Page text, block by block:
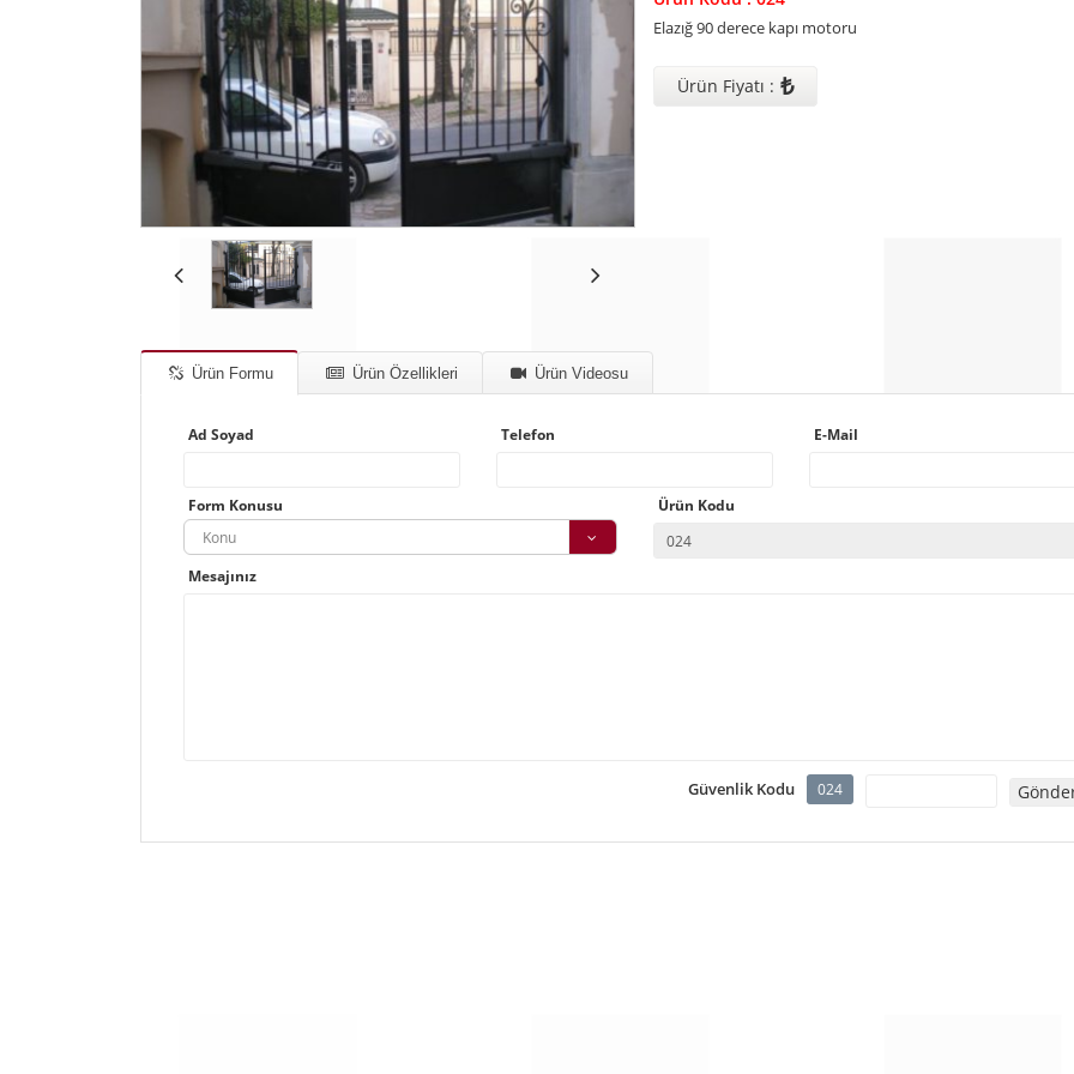
Elazığ 90 derece kapı motoru
Ürün Fiyatı : ₺
Ürün Formu Ürün Özellikleri Ürün Videosu
Ad Soyad Telefon E-Mail
Form Konusu
Konu
Ürün Kodu
Mesajınız
Güvenlik Kodu 024